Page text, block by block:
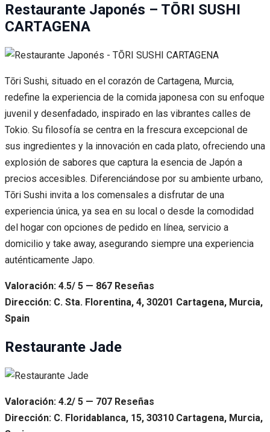
Restaurante Japonés – TŌRI SUSHI
CARTAGENA
Tōri Sushi, situado en el corazón de Cartagena, Murcia,
redefine la experiencia de la comida japonesa con su enfoque
juvenil y desenfadado, inspirado en las vibrantes calles de
Tokio. Su filosofía se centra en la frescura excepcional de
sus ingredientes y la innovación en cada plato, ofreciendo una
explosión de sabores que captura la esencia de Japón a
precios accesibles. Diferenciándose por su ambiente urbano,
Tōri Sushi invita a los comensales a disfrutar de una
experiencia única, ya sea en su local o desde la comodidad
del hogar con opciones de pedido en línea, servicio a
domicilio y take away, asegurando siempre una experiencia
auténticamente Japo.
Valoración: 4.5/ 5 — 867 Reseñas
Dirección: C. Sta. Florentina, 4, 30201 Cartagena, Murcia,
Spain
Restaurante Jade
Valoración: 4.2/ 5 — 707 Reseñas
Dirección: C. Floridablanca, 15, 30310 Cartagena, Murcia,